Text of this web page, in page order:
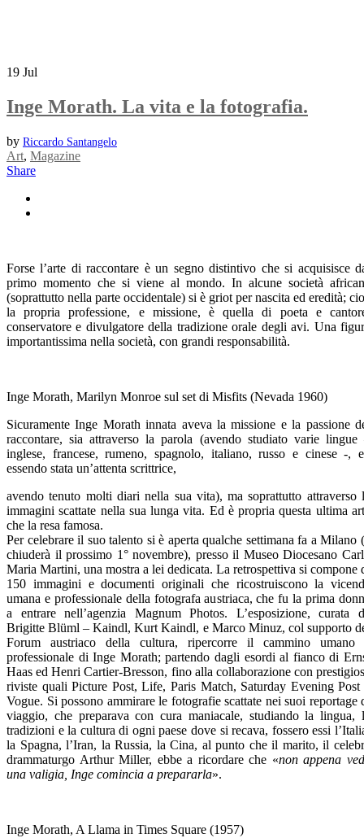
19 Jul
Inge Morath. La vita e la fotografia.
by Riccardo Santangelo
Art, Magazine
Share
Forse l’arte di raccontare è un segno distintivo che si acquisisce
primo momento che si viene al mondo. In alcune società
(soprattutto nella parte occidentale) si è griot per nascita ed eredità;
la propria professione, e missione, è quella di poeta e
conservatore e divulgatore della tradizione orale degli avi. Una
importantissima nella società, con grandi responsabilità.
Inge Morath, Marilyn Monroe sul set di Misfits (Nevada 1960)
Sicuramente Inge Morath innata aveva la missione e la passione
raccontare, sia attraverso la parola (avendo studiato varie lingue
inglese, francese, rumeno, spagnolo, italiano, russo e cinese -,
essendo stata un’attenta scrittrice,
avendo tenuto molti diari nella sua vita), ma soprattutto attraverso
immagini scattate nella sua lunga vita. Ed è propria questa ultima
che la resa famosa.
Per celebrare il suo talento si è aperta qualche settimana fa a Milano
chiuderà il prossimo 1° novembre), presso il Museo Diocesano
Maria Martini, una mostra a lei dedicata. La retrospettiva si compone
150 immagini e documenti originali che ricostruiscono la
umana e professionale della fotografa austriaca, che fu la prima
a entrare nell’agenzia Magnum Photos. L’esposizione, curata
Brigitte Blüml – Kaindl, Kurt Kaindl, e Marco Minuz, col supporto
Forum austriaco della cultura, ripercorre il cammino umano
professionale di Inge Morath; partendo dagli esordi al fianco di
Haas ed Henri Cartier-Bresson, fino alla collaborazione con
riviste quali Picture Post, Life, Paris Match, Saturday Evening Post
Vogue. Si possono ammirare le fotografie scattate nei suoi reportage
viaggio, che preparava con cura maniacale, studiando la lingua,
tradizioni e la cultura di ogni paese dove si recava, fossero essi
la Spagna, l’Iran, la Russia, la Cina, al punto che il marito, il
drammaturgo Arthur Miller, ebbe a ricordare che «non appena
una valigia, Inge comincia a prepararla».
Inge Morath, A Llama in Times Square (1957)